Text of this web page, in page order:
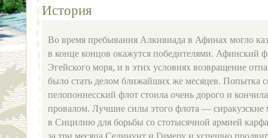
История
Во время пребывания Алкивиада в Афинах могло
в конце концов окажутся победителями. Афинский
Эгейского моря, и в этих условиях возвращение
было стать делом ближайших же месяцев. Попытка
пелопоннесский флот стоила очень дорого и
провалом. Лучшие силы этого флота —
в Сицилию для борьбы со стотысячной армией
за три месяца Селинунт и Гимеру и успешно